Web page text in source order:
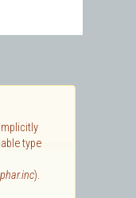
type
).